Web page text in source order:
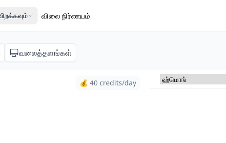
விலை நிர்ணயம்
வலைத்தளங்கள்
💰 40 credits/day